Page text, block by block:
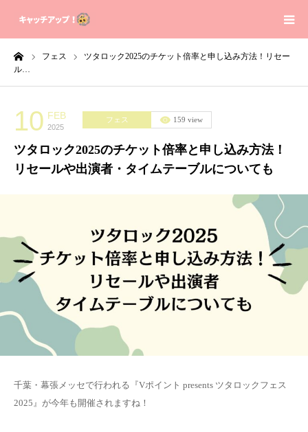
フェス
ツタロック2025のチケット倍率と申し込み方法！リセー
ル…
10 FEB
2025
フェス 159 view
ツタロック2025のチケット倍率と申し込み方法！
リセールや出演者・タイムテーブルについても
千葉・幕張メッセで行われる『Vポイント presents ツタロックフェス
2025』が今年も開催されますね！
Home
Privacy Policy
芸能人の身長体重